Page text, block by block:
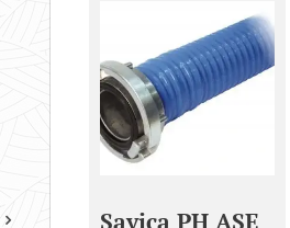
Savica PH ASE